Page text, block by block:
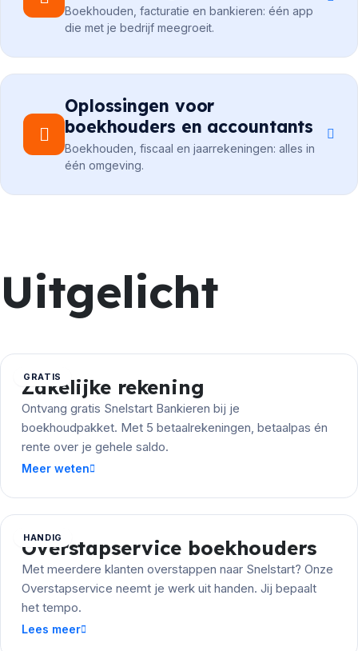
Boekhouden, facturatie en bankieren: één app
die met je bedrijf meegroeit.
Oplossingen voor
boekhouders en accountants
Boekhouden, fiscaal en jaarrekeningen: alles in
één omgeving.
Uitgelicht
GRATIS
Zakelijke rekening
Ontvang gratis Snelstart Bankieren bij je
boekhoudpakket. Met 5 betaalrekeningen, betaalpas én
rente over je gehele saldo.
Meer weten
HANDIG
Overstapservice boekhouders
Met meerdere klanten overstappen naar Snelstart? Onze
Overstapservice neemt je werk uit handen. Jij bepaalt
het tempo.
Lees meer